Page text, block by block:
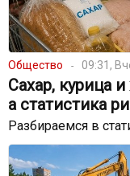
Общество 09:31,
Сахар, курица
а статистика
Разбираемся в